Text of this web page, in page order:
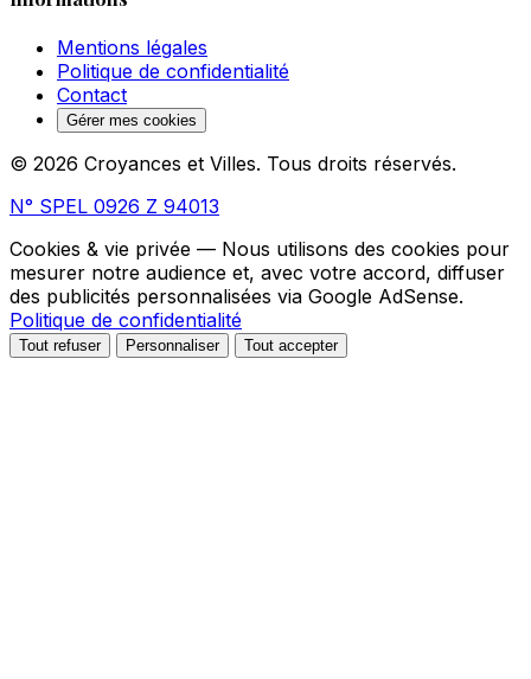
Mentions légales
Politique de confidentialité
Contact
Gérer mes cookies
© 2026 Croyances et Villes. Tous droits réservés.
N° SPEL 0926 Z 94013
Cookies & vie privée — Nous utilisons des cookies pour
mesurer notre audience et, avec votre accord, diffuser
des publicités personnalisées via Google AdSense.
Politique de confidentialité
Tout refuser Personnaliser Tout accepter